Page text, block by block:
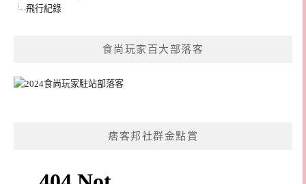
飛行紀錄
食尚玩家百大部落客
痞客邦社群金點賞